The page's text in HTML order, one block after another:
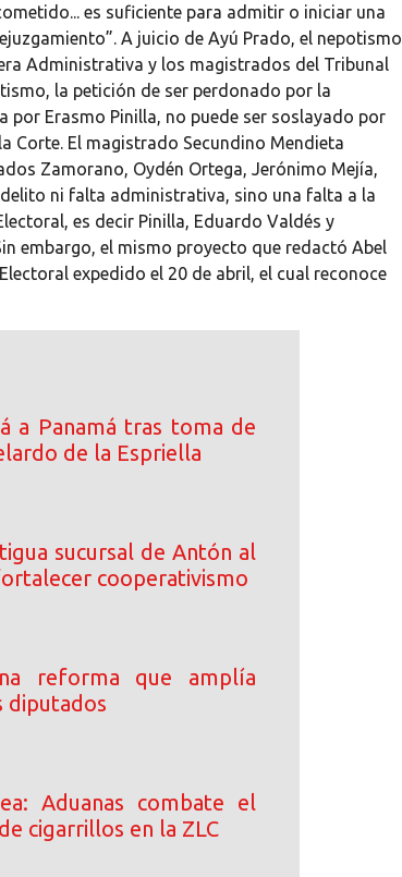
es suficiente para admitir o iniciar una
A juicio de Ayú Prado, el nepotismo
Administrativa y los magistrados del Tribunal
la petición de ser perdonado por la
por Erasmo Pinilla, no puede ser soslayado por
Corte. El magistrado Secundino Mendieta
Zamorano, Oydén Ortega, Jerónimo Mejía,
ni falta administrativa, sino una falta a la
es decir Pinilla, Eduardo Valdés y
embargo, el mismo proyecto que redactó Abel
expedido el 20 de abril, el cual reconoce
a Panamá tras toma de
de la Espriella
sucursal de Antón al
cooperativismo
reforma que amplía
diputados
Aduanas combate el
cigarrillos en la ZLC